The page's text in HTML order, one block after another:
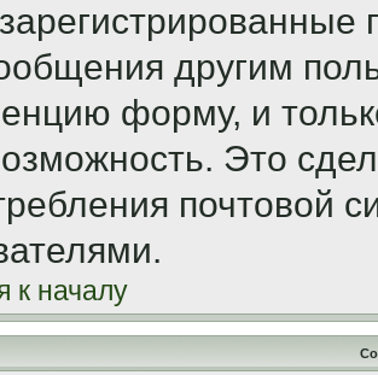
другим
форму, и
Это
почтовой
к началу